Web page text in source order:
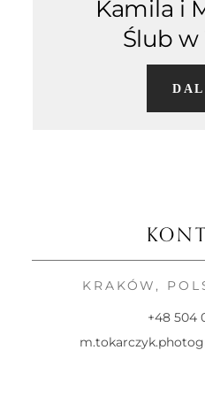
Kamila i
Ślub w
KRAKÓW,
+48 504